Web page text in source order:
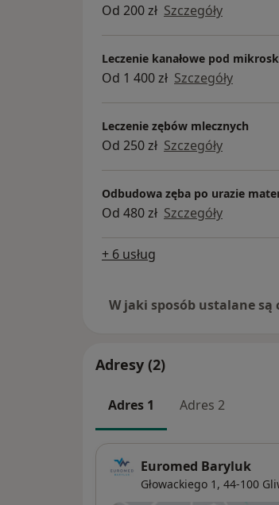
Od 200 zł Szczegóły
Leczenie kanałowe pod
Od 1 400 zł Szczegóły
Leczenie zębów mlecznych
Od 250 zł Szczegóły
Odbudowa zęba po urazie
Od 480 zł Szczegóły
+ 6 usług
W jaki sposób ustalane są
Adresy (2)
Adres 1 Adres 2
Euromed Baryluk
Głowackiego 1, 44-100